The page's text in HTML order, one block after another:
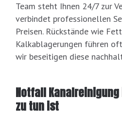
Team steht Ihnen 24/7 zur
verbindet professionellen
Preisen. Rückstände wie
Kalkablagerungen führen
wir beseitigen diese
Notfall Kanalreinigung
zu tun ist